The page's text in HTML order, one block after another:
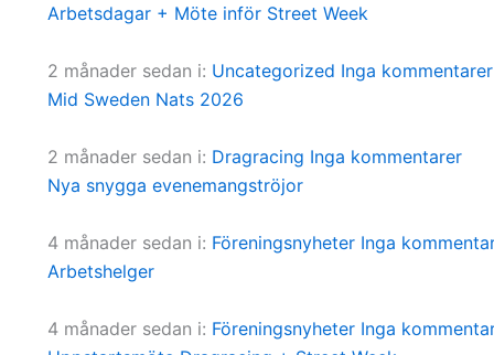
Arbetsdagar + Möte inför Street Week
2 månader sedan i: Uncategorized Inga kommentarer
Mid Sweden Nats 2026
2 månader sedan i: Dragracing Inga kommentarer
Nya snygga evenemangströjor
4 månader sedan i: Föreningsnyheter Inga
Arbetshelger
4 månader sedan i: Föreningsnyheter Inga